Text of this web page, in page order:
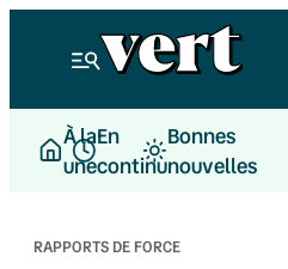
À la
une
En
continu
Bonnes
nouvelles
RAPPORTS DE FORCE